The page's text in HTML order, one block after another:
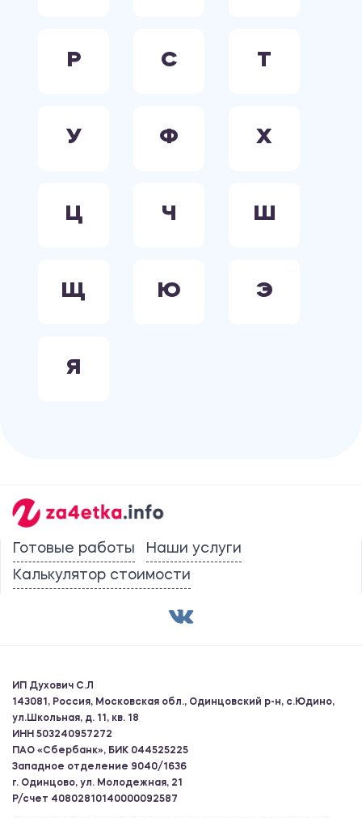
Р С Т
У Ф Х
Ц Ч Ш
Щ Ю Э
Я
Готовые работы
Наши услуги
Калькулятор стоимости
ИП Духович С.Л
143081, Россия, Московская обл., Одинцовский р-н, с.Юдино,
ул.Школьная, д. 11, кв. 18
ИНН 503240957272
ПАО «Сбербанк», БИК 044525225
Западное отделение 9040/1636
г. Одинцово, ул. Молодежная, 21
Р/счет 40802810140000092587